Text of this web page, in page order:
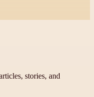
stories, and